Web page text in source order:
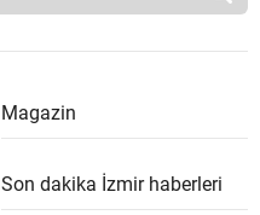
Magazin
Son dakika İzmir haberleri